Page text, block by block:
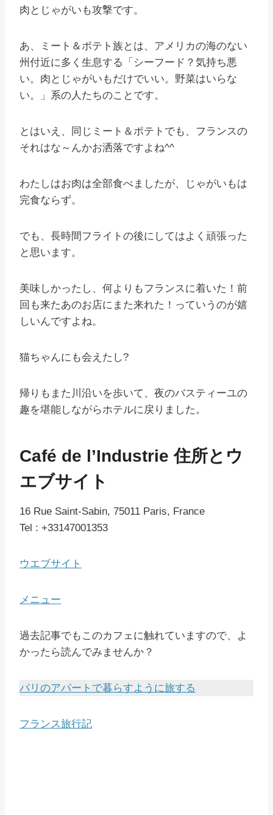
肉とじゃがいも攻撃です。
あ、ミート＆ポテト族とは、アメリカの海のない
州付近に多く生息する「シーフード？気持ち悪
い。肉とじゃがいもだけでいい。野菜はいらな
い。」系の人たちのことです。
とはいえ、同じミート＆ポテトでも、フランスの
それはな～んかお洒落ですよね^^
わたしはお肉は全部食べましたが、じゃがいもは
完食ならず。
でも、長時間フライトの後にしてはよく頑張った
と思います。
美味しかったし、何よりもフランスに着いた！前
回も来たあのお店にまた来れた！っていうのが嬉
しいんですよね。
猫ちゃんにも会えたし?
帰りもまた川沿いを歩いて、夜のバスティーユの
趣を堪能しながらホテルに戻りました。
Café de l’Industrie 住所とウ
エブサイト
16 Rue Saint-Sabin, 75011 Paris, France
Tel : +33147001353
ウエブサイト
メニュー
過去記事でもこのカフェに触れていますので、よ
かったら読んでみませんか？
パリのアパートで暮らすように旅する
フランス旅行記